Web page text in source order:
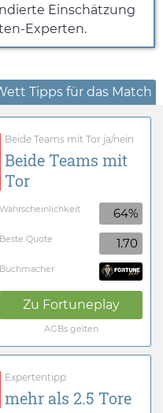
Einschätzung
Experten.
Tipps für das Match
Beide Teams mit Tor ja/nein
Beide Teams mit
Tor
Wahrscheinlichkeit 64%
Beste Quote 1.70
Buchmacher
Zu Fortuneplay
AGBs gelten
Expertentipp
mehr als 2.5 Tore